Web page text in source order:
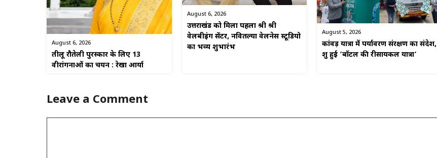
August 6, 2026
तीलू रौतेली पुरस्कार के लिए 13
वीरांगनाओं का चयन : रेखा आर्या
August 6, 2026
उत्तराखंड को मिला पहला श्री श्री
वेलबीइंग सेंटर, नवितल्या वेलनेस स्टूडियो
का भव्य शुभारंभ
August 5, 2026
कांवड़ यात्रा में पर्यावरण संरक्षण का संदेश,
शुरू हुई ‘बॉटल की रीसायकल यात्रा’
Leave a Comment